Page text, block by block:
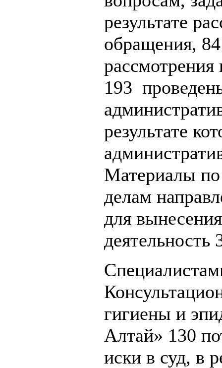
результате
обращения,
193
результате
Материалы
делам
для
деятельность
гигиены и
Алтай» 130
иски в суд, в